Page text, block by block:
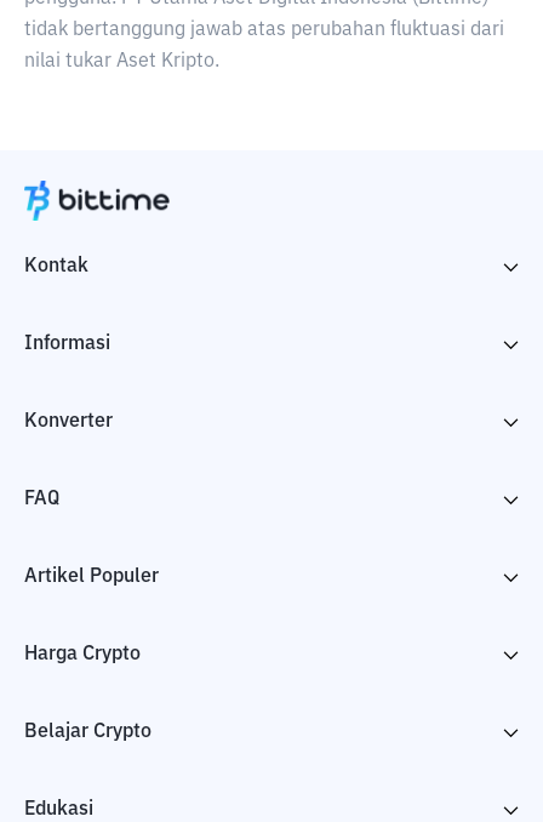
tidak bertanggung jawab atas perubahan fluktuasi dari
nilai tukar Aset Kripto.
Kontak
Informasi
Konverter
FAQ
Artikel Populer
Harga Crypto
Belajar Crypto
Edukasi